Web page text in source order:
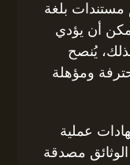
مستندات بلغة
أن يؤدي
يُنصح
ومؤهلة
عملية
مصدقة